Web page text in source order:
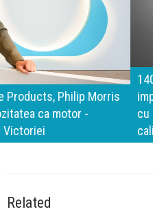
140 de ani de Mercedes-
important „test al timpului”
cu aceeași responsabilitate
calitate
Related